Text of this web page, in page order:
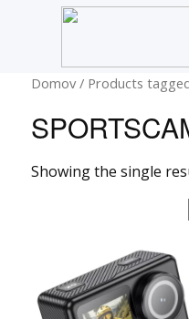
Domov / Products tagged
Showing the single